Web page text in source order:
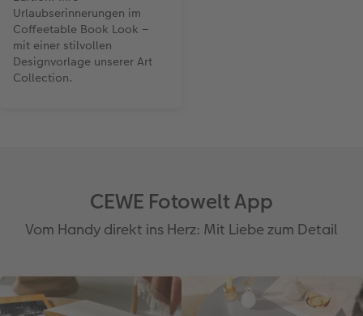
Urlaubserinnerungen im
Coffeetable Book Look –
mit einer stilvollen
Designvorlage unserer Art
Collection.
CEWE Fotowelt App
Vom Handy direkt ins Herz: Mit Liebe zum Detail